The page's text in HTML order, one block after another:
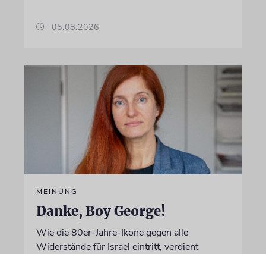
05.08.2026
MEINUNG
Danke, Boy George!
Wie die 80er-Jahre-Ikone gegen alle
Widerstände für Israel eintritt, verdient